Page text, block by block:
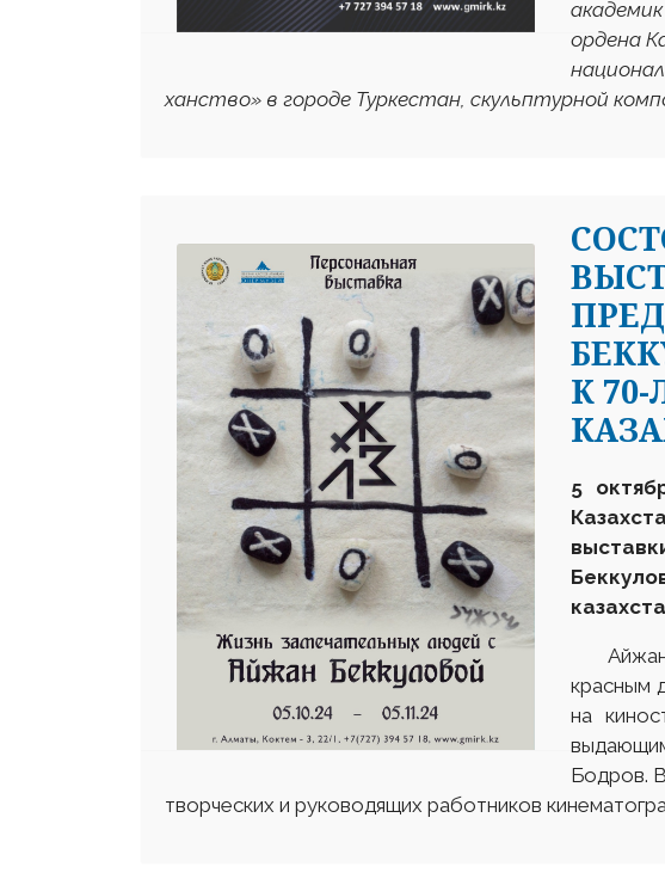
ордена
ханство» в городе Туркестан, скульптурной
К
5
Айжан
красным
на
Бодров.
творческих и руководящих работников